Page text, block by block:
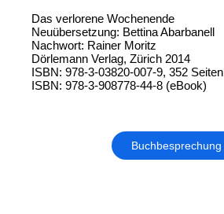
Das verlorene Wochenende
Neuübersetzung: Bettina Abarbanell
Nachwort: Rainer Moritz
Dörlemann Verlag, Zürich 2014
ISBN: 978-3-03820-007-9, 352 Seiten
ISBN: 978-3-908778-44-8 (eBook)
Buchbesprechung